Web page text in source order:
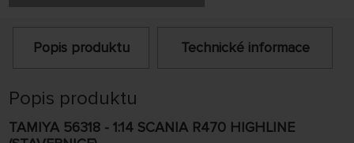
Popis produktu Technické informace
Popis produktu
TAMIYA 56318 - 1:14 SCANIA R470 HIGHLINE